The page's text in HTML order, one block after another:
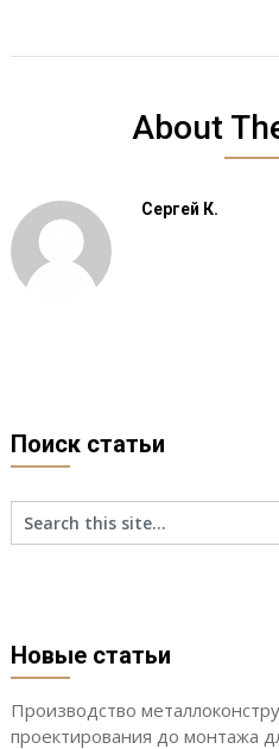
About
Сергей К.
Поиск статьи
Новые статьи
Производство
проектирования до монтажа